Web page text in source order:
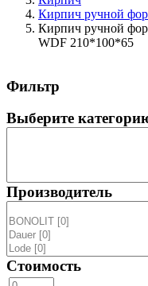
Кирпич ручной
Кирпич ручной
WDF 210*100*65
Фильтр
Выберите
Производитель
Стоимость